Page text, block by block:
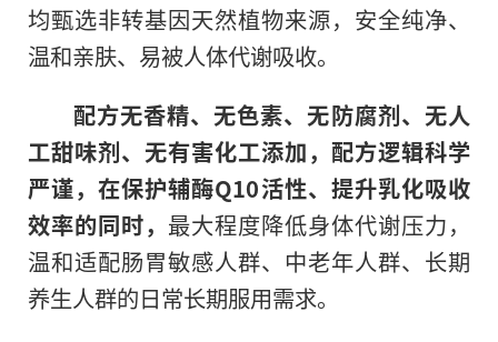
均甄选非转基因天然植物来源，安全纯净、
温和亲肤、易被人体代谢吸收。
配方无香精、无色素、无防腐剂、无人
工甜味剂、无有害化工添加，配方逻辑科学
严谨，在保护辅酶Q10活性、提升乳化吸收
效率的同时， 最大程度降低身体代谢压力，
温和适配肠胃敏感人群、中老年人群、长期
养生人群的日常长期服用需求。